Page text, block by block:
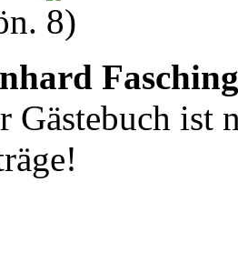
Fasching
Gästebuch ist